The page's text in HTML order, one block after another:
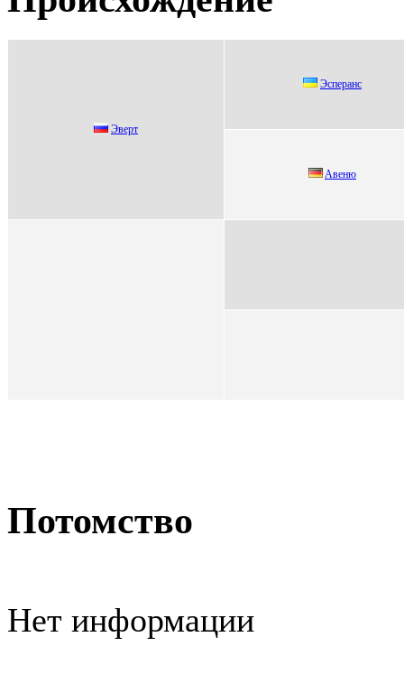
Эвepт
Эcпepанc
Aвеню
Потомство
Нет информации